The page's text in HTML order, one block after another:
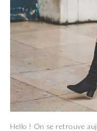
Hello ! On se retrouve